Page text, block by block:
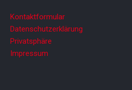
Kontaktformular
Datenschutzerklärung
Privatsphäre
Impressum